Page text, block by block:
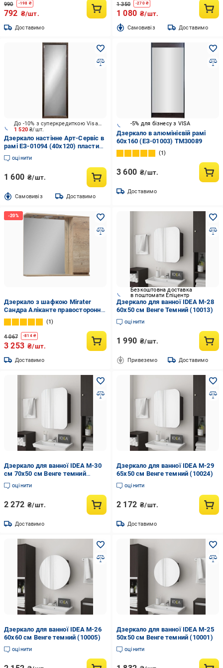
990 -198 ₴
792 ₴/шт.
Доставимо
1 350 -270₴
1 080 ₴/шт.
Cамовивіз Доставимо
1 520₴/шт.
До -10% з суперкредиткою Visa Вигода
Дзеркало настінне Арт-Сервіс в
рамі ЕЗ-01094 (40х120) пластик
коричневий
оцінити
1 600 ₴/шт.
Cамовивіз Доставимо
-5% для бізнесу з VISA
Дзеркало в алюмінієвій рамі
60х160 (ЕЗ-01003) TM30089
1
3 600 ₴/шт.
Доставимо
Дзеркало з шафкою Mirater
Сандра Аліканте правостороннє
з підсвічуванням 80 см (4722)
1
4 067 -814₴
3 253 ₴/шт.
Доставимо
Безкоштовна доставка
в поштомати Епіцентр
Дзеркало для ванної IDEA М-28
60х50 см Венге Темний (10013)
оцінити
1 990 ₴/шт.
Привеземо Доставимо
Дзеркало для ванної IDEA М-30
см 70х50 см Венге темний
(10017)
оцінити
2 272 ₴/шт.
Доставимо
Дзеркало для ванної IDEA М-29
65х50 см Венге темний (10024)
оцінити
2 172 ₴/шт.
Доставимо
Дзеркало для ванної IDEA М-26
60х60 см Венге темний (10005)
оцінити
Дзеркало для ванної IDEA М-25
50х50 см Венге темний (10001)
оцінити